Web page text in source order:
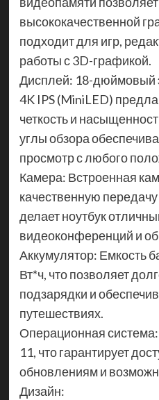
высококачественной
подходит для игр,
работы с 3D-графикой.
Дисплей: 18-дюймовый
4K IPS (MiniLED)
четкость и
углы обзора
просмотр с любого
Камера: Встроенная
качественную
делает ноутбук
видеоконференций и
Аккумулятор: Емкость
Вт*ч, что позволяет
подзарядки и
путешествиях.
Операционная
11, что гарантирует
обновлениям и
Дизайн: